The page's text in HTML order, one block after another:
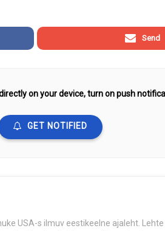
Send
on your device, turn on push
GET NOTIFIED
USA-s ilmuv eestikeelne ajaleht.